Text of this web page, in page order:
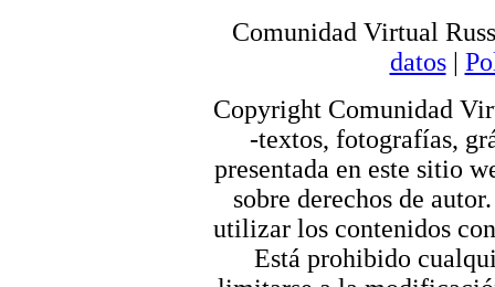
Comunidad Virtual
datos|
Copyright Comunidad
-textos, fotografías,
presentada en este sitio
sobre derechos de
utilizar los contenidos
Está prohibido